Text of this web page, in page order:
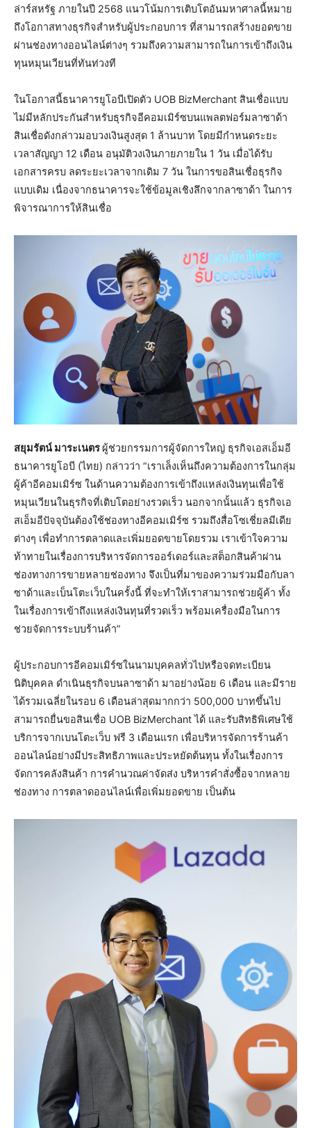
ล่าร์สหรัฐ ภายในปี 2568 แนวโน้มการเติบโตอันมหาศาลนี้หมาย
ถึงโอกาสทางธุรกิจสำหรับผู้ประกอบการ ที่สามารถสร้างยอดขาย
ผ่านช่องทางออนไลน์ต่างๆ รวมถึงความสามารถในการเข้าถึงเงิน
ทุนหมุนเวียนที่ทันท่วงที
ในโอกาสนี้ธนาคารยูโอบีเปิดตัว UOB BizMerchant สินเชื่อแบบ
ไม่มีหลักประกันสำหรับธุรกิจอีคอมเมิร์ซบนแพลตฟอร์มลาซาด้า
สินเชื่อดังกล่าวมอบวงเงินสูงสุด 1 ล้านบาท โดยมีกำหนดระยะ
เวลาสัญญา 12 เดือน อนุมัติวงเงินภายภายใน 1 วัน เมื่อได้รับ
เอกสารครบ ลดระยะเวลาจากเดิม 7 วัน ในการขอสินเชื่อธุรกิจ
แบบเดิม เนื่องจากธนาคารจะใช้ข้อมูลเชิงลึกจากลาซาด้า ในการ
พิจารณาการให้สินเชื่อ
สยุมรัตน์ มาระเนตร ผู้ช่วยกรรมการผู้จัดการใหญ่ ธุรกิจเอสเอ็มอี
ธนาคารยูโอบี (ไทย) กล่าวว่า “เราเล็งเห็นถึงความต้องการในกลุ่ม
ผู้ค้าอีคอมเมิร์ซ ในด้านความต้องการเข้าถึงแหล่งเงินทุนเพื่อใช้
หมุนเวียนในธุรกิจที่เติบโตอย่างรวดเร็ว นอกจากนั้นแล้ว ธุรกิจเอ
สเอ็มอีปัจจุบันต้องใช้ช่องทางอีคอมเมิร์ซ รวมถึงสื่อโซเชี่ยลมีเดีย
ต่างๆ เพื่อทำการตลาดและเพิ่มยอดขายโดยรวม เราเข้าใจความ
ท้าทายในเรื่องการบริหารจัดการออร์เดอร์และสต็อกสินค้าผ่าน
ช่องทางการขายหลายช่องทาง จึงเป็นที่มาของความร่วมมือกับลา
ซาด้าและเบ็นโตะเว็บในครั้งนี้ ที่จะทำให้เราสามารถช่วยผู้ค้า ทั้ง
ในเรื่องการเข้าถึงแหล่งเงินทุนที่รวดเร็ว พร้อมเครื่องมือในการ
ช่วยจัดการระบบร้านค้า”
ผู้ประกอบการอีคอมเมิร์ซในนามบุคคลทั่วไปหรือจดทะเบียน
นิติบุคคล ดำเนินธุรกิจบนลาซาด้า มาอย่างน้อย 6 เดือน และมีราย
ได้รวมเฉลี่ยในรอบ 6 เดือนล่าสุดมากกว่า 500,000 บาทขึ้นไป
สามารถยื่นขอสินเชื่อ UOB BizMerchant ได้ และรับสิทธิพิเศษใช้
บริการจากเบนโตะเว็บ ฟรี 3 เดือนแรก เพื่อบริหารจัดการร้านค้า
ออนไลน์อย่างมีประสิทธิภาพและประหยัดต้นทุน ทั้งในเรื่องการ
จัดการคลังสินค้า การคำนวณค่าจัดส่ง บริหารคำสั่งซื้อจากหลาย
ช่องทาง การตลาดออนไลน์เพื่อเพิ่มยอดขาย เป็นต้น